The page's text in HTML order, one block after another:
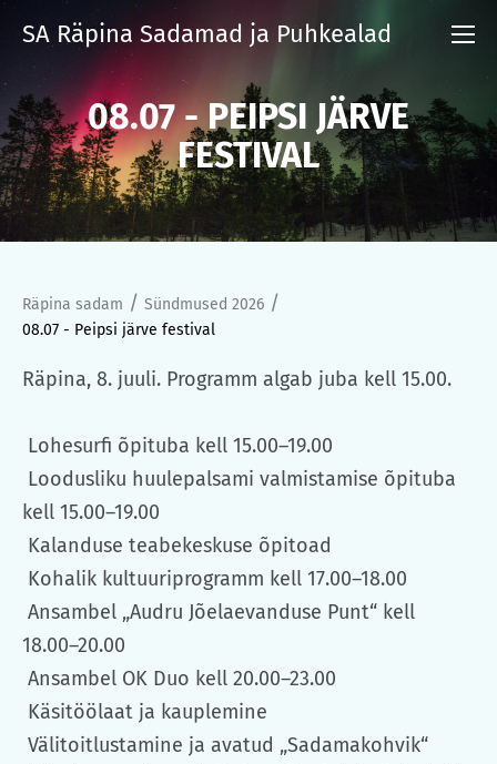
SA Räpina Sadamad ja Puhkealad
08.07 - PEIPSI JÄRVE
FESTIVAL
Räpina sadam / Sündmused 2026 /
08.07 - Peipsi järve festival
Räpina, 8. juuli. Programm algab juba kell 15.00.
Lohesurfi õpituba kell 15.00–19.00
Loodusliku huulepalsami valmistamise õpituba
kell 15.00–19.00
Kalanduse teabekeskuse õpitoad
Kohalik kultuuriprogramm kell 17.00–18.00
Ansambel „Audru Jõelaevanduse Punt“ kell
18.00–20.00
Ansambel OK Duo kell 20.00–23.00
Käsitöölaat ja kauplemine
Välitoitlustamine ja avatud „Sadamakohvik“